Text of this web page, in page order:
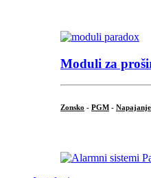
Moduli za
Zonsko - PGM - Napajanje